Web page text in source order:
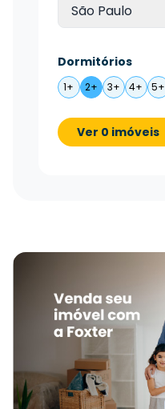
São Paulo
Dormitórios
1+ 2+ 3+ 4+ 5+
Ver 0 imóveis